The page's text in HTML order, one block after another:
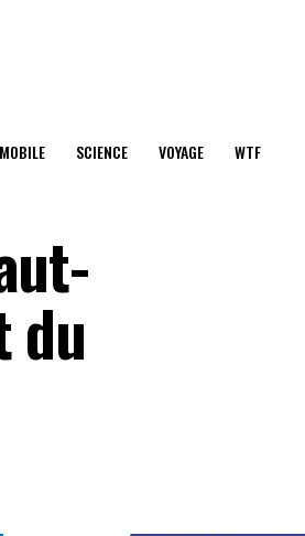
MOBILE SCIENCE VOYAGE WTF
du